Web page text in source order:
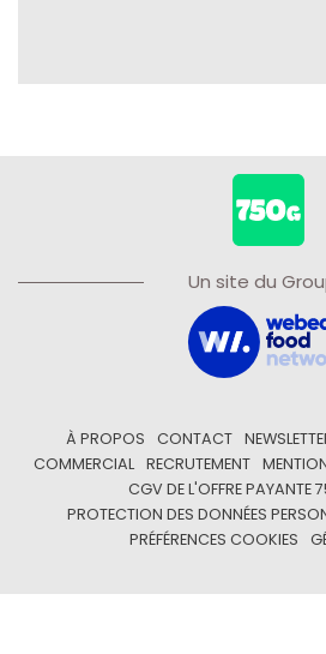
Un site du
À PROPOS CONTACT
COMMERCIAL
RECRUTEMENT
CGV DE L'OFFRE PAYANTE
PROTECTION DES DONNÉES
PRÉFÉRENCES COOKIES